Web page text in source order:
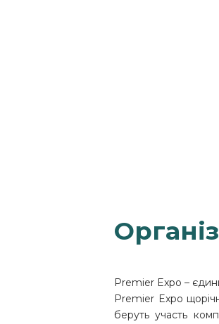
Premier Expo –
Premier Expo
беруть участь